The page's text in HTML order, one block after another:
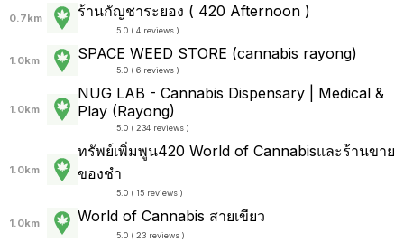
0.7km ร้านกัญชาระยอง ( 420 Afternoon )
5.0 ( 4 reviews )
1.0km SPACE WEED STORE (cannabis rayong)
5.0 ( 6 reviews )
1.0km
NUG LAB - Cannabis Dispensary | Medical &
Play (Rayong)
5.0 ( 234 reviews )
1.0km
ทรัพย์เพิ่มพูน420 World of Cannabisและร้านขาย
ของชำ
5.0 ( 15 reviews )
1.0km World of Cannabis สายเขียว
5.0 ( 23 reviews )